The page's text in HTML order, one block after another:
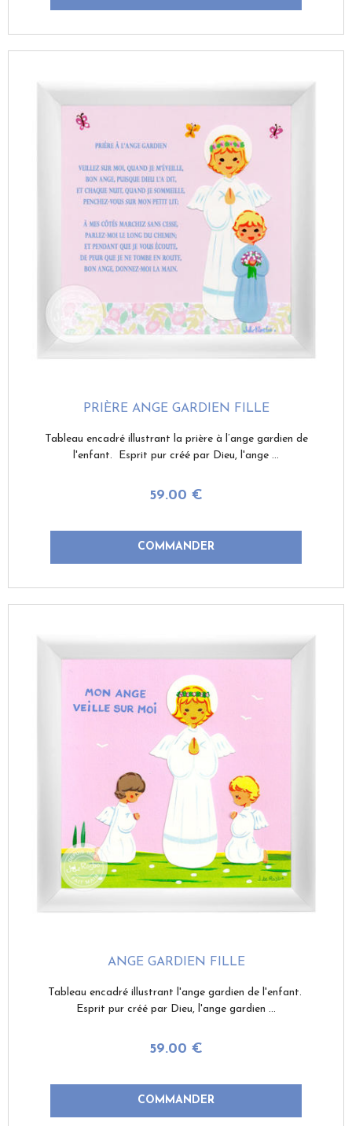
PRIÈRE ANGE GARDIEN FILLE
59.00 €
Tableau encadré illustrant la prière à l’ange gardien de
l'enfant. Esprit pur créé par Dieu, l'ange ...
ANGE GARDIEN FILLE
59.00 €
Tableau encadré illustrant l'ange gardien de l'enfant.
Esprit pur créé par Dieu, l'ange gardien ...